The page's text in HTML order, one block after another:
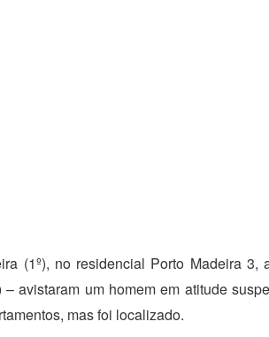
(1º), no residencial Porto Madeira 3,
avistaram um homem em atitude
mas foi localizado.